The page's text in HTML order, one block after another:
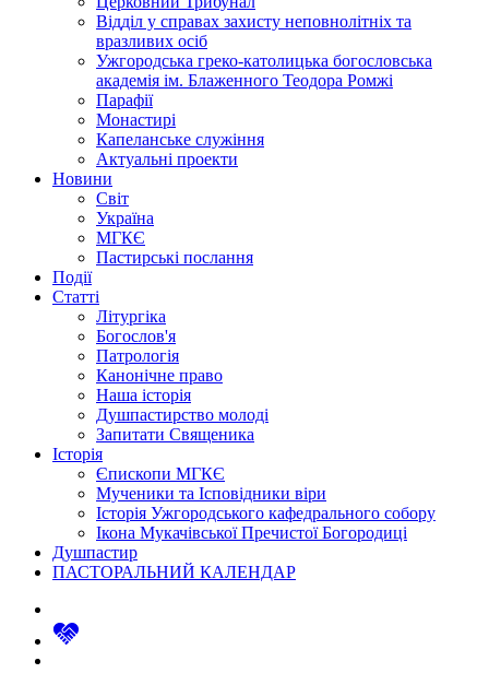
Відділ у справах захисту неповнолітніх та
вразливих осіб
Ужгородська греко-католицька богословська
академія ім. Блаженного Теодора Ромжі
Парафії
Монастирі
Капеланське служіння
Актуальні проекти
Новини
Світ
Україна
МГКЄ
Пастирські послання
Події
Статті
Літургіка
Богослов'я
Патрологія
Канонічне право
Наша історія
Душпастирство молоді
Запитати Священика
Історія
Єпископи МГКЄ
Мученики та Ісповідники віри
Історія Ужгородського кафедрального собору
Ікона Мукачівської Пречистої Богородиці
Душпастир
ПАСТОРАЛЬНИЙ КАЛЕНДАР